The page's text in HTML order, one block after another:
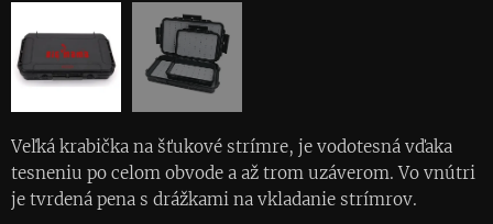
Veľká krabička na šťukové strímre, je vodotesná vďaka
tesneniu po celom obvode a až trom uzáverom. Vo vnútri
je tvrdená pena s drážkami na vkladanie strímrov.